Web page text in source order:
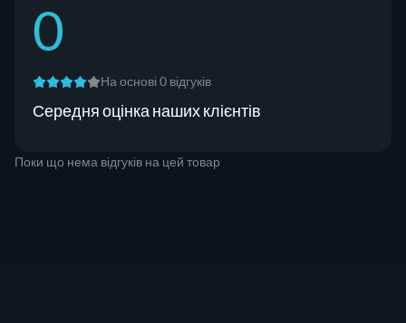
Поки що нема відгуків на цей товар
0
На основі 0 відгуків
Середня оцінка наших клієнтів